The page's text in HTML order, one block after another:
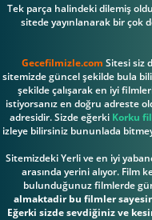
Tek parça halindeki dilemiş
sitede yayınlanarak bir çok
Gecefilmizle.com Sitesi siz
sitemizde güncel şekilde bula
şekilde çalışarak en iyi
istiyorsanız en doğru adreste
adresidir. Sizde eğerki Korku
izleye bilirsiniz bununlada
Sitemizdeki Yerli ve en iyi
arasında yerini alıyor.
bulunduğunuz filmlerde
almaktadir bu filmler
Eğerki sizde sevdiğiniz ve